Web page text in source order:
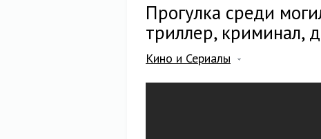
Прогулка среди
триллер, криминал,
Кино и Сериалы